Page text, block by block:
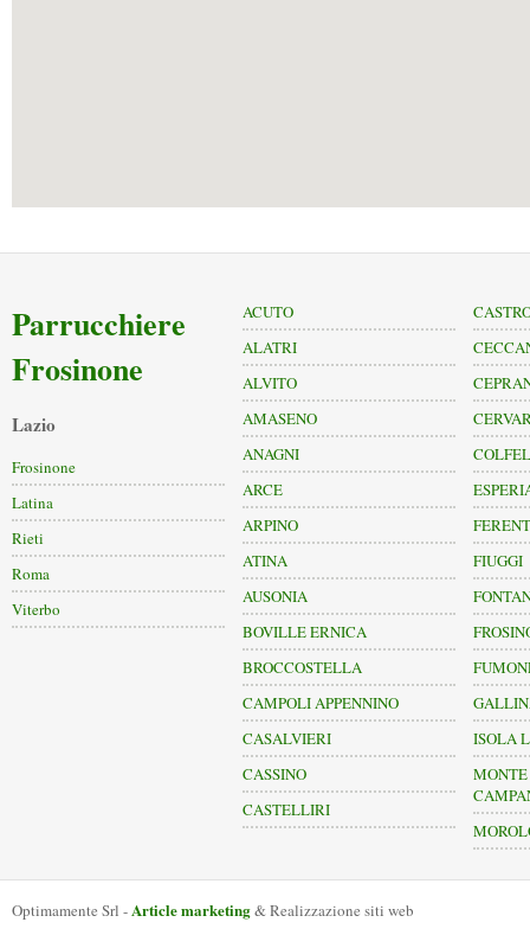
Parrucchiere
Frosinone
Lazio
Frosinone
Latina
Rieti
Roma
Viterbo
ACUTO
ALATRI
ALVITO
AMASENO
ANAGNI
ARCE
ARPINO
ATINA
AUSONIA
BOVILLE ERNICA
BROCCOSTELLA
CAMPOLI APPENNINO
CASALVIERI
CASSINO
CASTELLIRI
FIUGGI
ISOLA
MONTE
Optimamente Srl -Article marketing& Realizzazione siti web